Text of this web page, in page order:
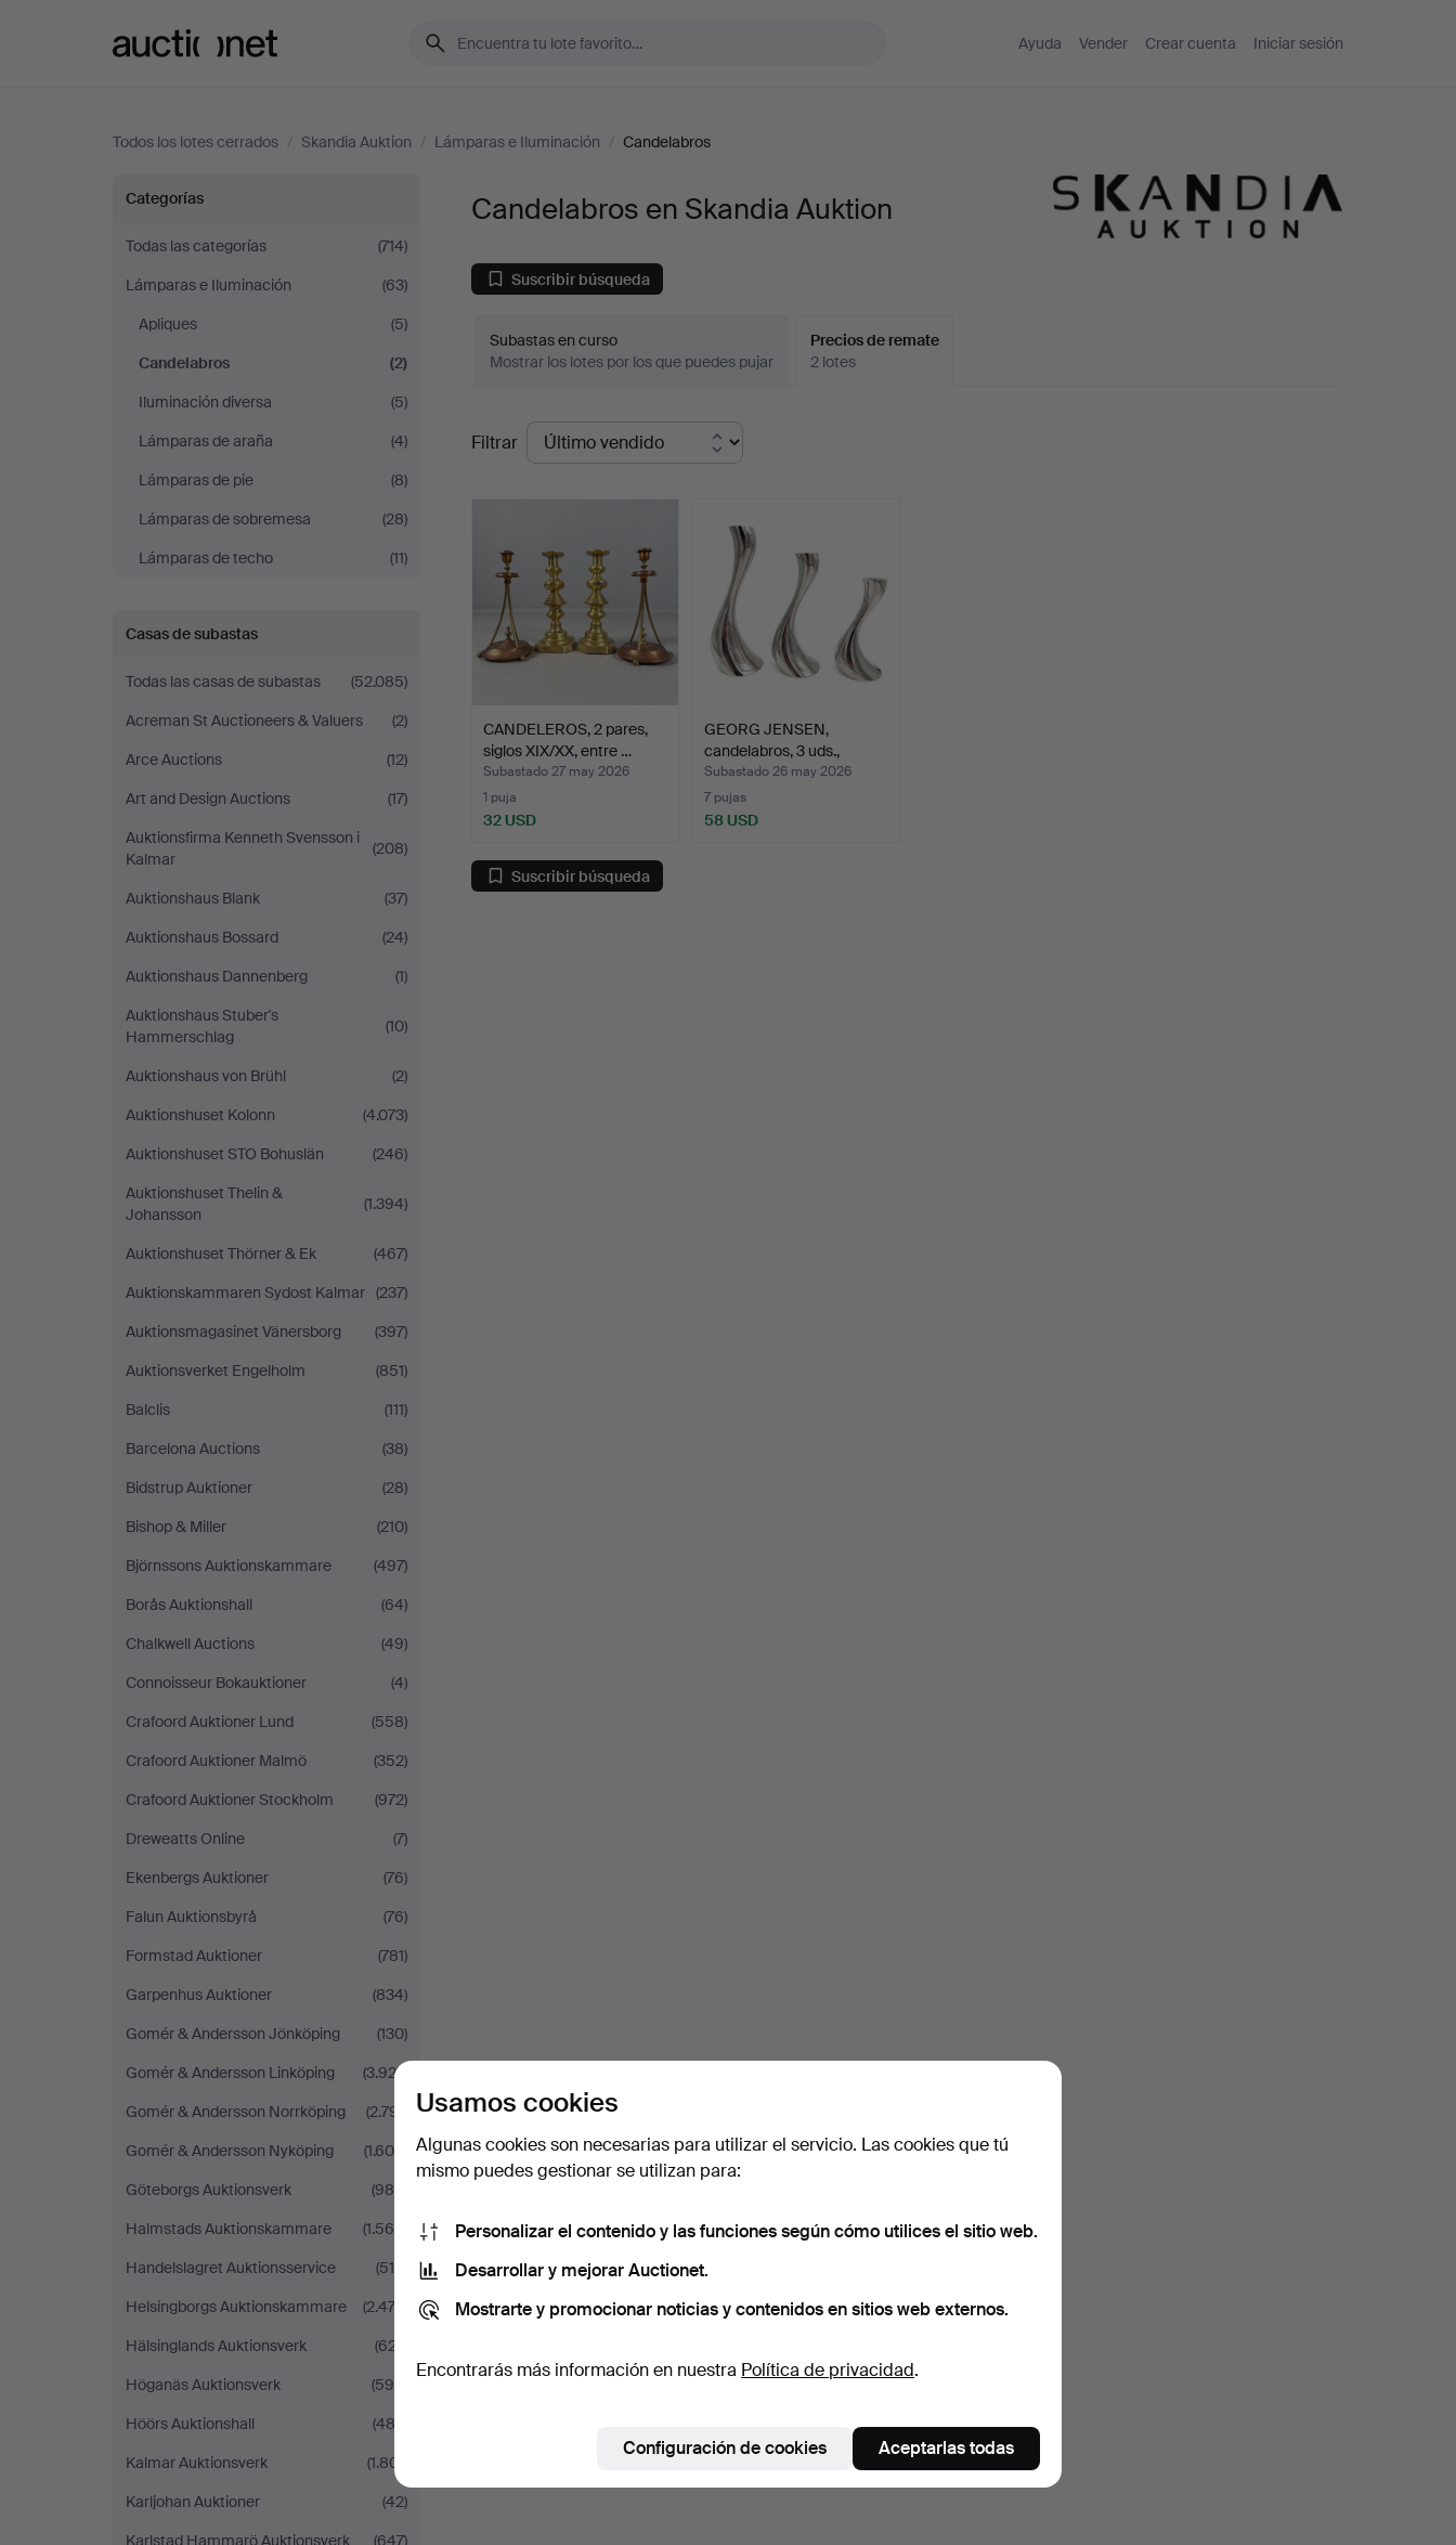
Ayuda Vender Crear cuenta Iniciar sesión
Todos los lotes cerrados / Skandia Auktion / Lámparas e Iluminación / Candelabros
Candelabros
en
Skandia
Auktion
Categorías
Todas las categorías
(714)
Lámparas e Iluminación
(63)
Apliques
(5)
Candelabros
(2)
Iluminación diversa
(5)
Lámparas de araña
(4)
Lámparas de pie
(8)
Lámparas de sobremesa
(28)
Lámparas de techo
(11)
Casas de subastas
Todas las casas de subastas
(52.085)
Acreman St Auctioneers & Valuers
(2)
Arce Auctions
(12)
Art and Design Auctions
(17)
Auktionsfirma Kenneth Svensson i
Kalmar
(208)
Auktionshaus Blank
(37)
Auktionshaus Bossard
(24)
Auktionshaus Dannenberg
(1)
Auktionshaus Stuber's
Hammerschlag
(10)
Auktionshaus von Brühl
(2)
Auktionshuset Kolonn
(4.073)
Auktionshuset STO Bohuslän
(246)
Auktionshuset Thelin &
Johansson
(1.394)
Auktionshuset Thörner & Ek
(467)
Auktionskammaren Sydost Kalmar (237)
Auktionsmagasinet Vänersborg
(397)
Auktionsverket Engelholm
(851)
Balclis
(111)
Barcelona Auctions
(38)
Bidstrup Auktioner
(28)
Bishop & Miller
(210)
Björnssons Auktionskammare
(497)
Borås Auktionshall
(64)
Chalkwell Auctions
(49)
Connoisseur Bokauktioner
(4)
Crafoord Auktioner Lund
(558)
Crafoord Auktioner Malmö
(352)
Crafoord Auktioner Stockholm
(972)
Dreweatts Online
(7)
Ekenbergs Auktioner
(76)
Falun Auktionsbyrå
(76)
Formstad Auktioner
(781)
Garpenhus Auktioner
(834)
Gomér & Andersson Jönköping
(130)
Gomér & Andersson Linköping
(3.927)
Gomér & Andersson Norrköping
(2.791)
Gomér & Andersson Nyköping
(1.609)
Göteborgs Auktionsverk
(986)
Halmstads Auktionskammare
(1.566)
Handelslagret Auktionsservice
(518)
Helsingborgs Auktionskammare
(2.472)
Hälsinglands Auktionsverk
(627)
Höganäs Auktionsverk
(595)
Höörs Auktionshall
(482)
Kalmar Auktionsverk
(1.801)
Karljohan Auktioner
(42)
Karlstad Hammarö Auktionsverk
(647)
Candelabros en Skandia Auktion
Suscribir búsqueda
Subastas en curso
Mostrar los lotes por los que puedes pujar
Precios de remate
2 lotes
Precios
de
Filtrar
CANDELEROS, 2 pares,
siglos XIX/XX, entre …
Subastado 27 may 2026
1 puja
32 USD
GEORG JENSEN,
candelabros, 3 uds.,
"Cobra"…
Subastado 26 may 2026
7 pujas
58 USD
Suscribir búsqueda
Usamos cookies
Algunas cookies son necesarias para utilizar el servicio. Las cookies que tú
mismo puedes gestionar se utilizan para:
Personalizar el contenido y las funciones según cómo utilices el sitio web.
Desarrollar y mejorar Auctionet.
Mostrarte y promocionar noticias y contenidos en sitios web externos.
Encontrarás más información en nuestra Política de privacidad.
Configuración de cookies Aceptarlas todas